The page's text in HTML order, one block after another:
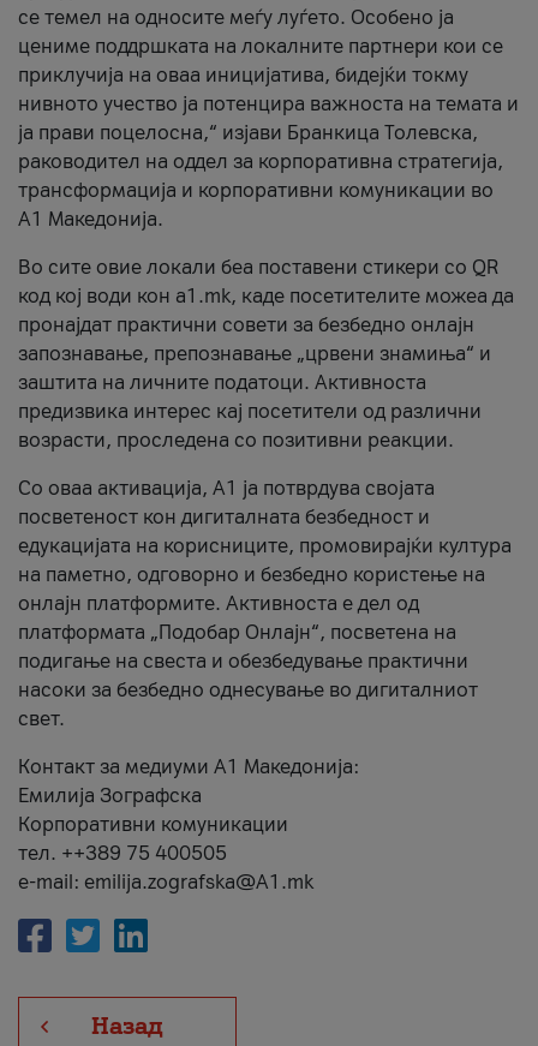
се темел на односите меѓу луѓето. Особено ја
цениме поддршката на локалните партнери кои се
приклучија на оваа иницијатива, бидејќи токму
нивното учество ја потенцира важноста на темата и
ја прави поцелосна,“ изјави Бранкица Толевска,
раководител на оддел за корпоративна стратегија,
трансформација и корпоративни комуникации во
А1 Македонија.
Во сите овие локали беа поставени стикери со QR
код кој води кон a1.mk, каде посетителите можеа да
пронајдат практични совети за безбедно онлајн
запознавање, препознавање „црвени знамиња“ и
заштита на личните податоци. Активноста
предизвика интерес кај посетители од различни
возрасти, проследена со позитивни реакции.
Со оваа активација, А1 ја потврдува својата
посветеност кон дигиталната безбедност и
едукацијата на корисниците, промовирајќи култура
на паметно, одговорно и безбедно користење на
онлајн платформите. Активноста е дел од
платформата „Подобар Онлајн“, посветена на
подигање на свеста и обезбедување практични
насоки за безбедно однесување во дигиталниот
свет.
Контакт за медиуми А1 Македонија:
Емилија Зографска
Корпоративни комуникации
тел. ++389 75 400505
e-mail: emilija.zografska@A1.mk
Назад